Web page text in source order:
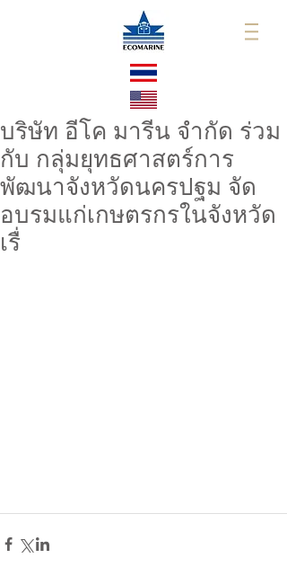
บริษัท อีโค มารีน จำกัด ร่วม
กับ กลุ่มยุทธศาสตร์การ
พัฒนาจังหวัดนครปฐม จัด
อบรมแก่เกษตรกรในจังหวัด
เรื่